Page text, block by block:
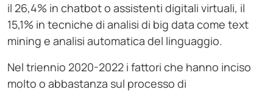
il 26,4% in chatbot o assistenti digitali virtuali, il
15,1% in tecniche di analisi di big data come text
mining e analisi automatica del linguaggio.
Nel triennio 2020-2022 i fattori che hanno inciso
molto o abbastanza sul processo di